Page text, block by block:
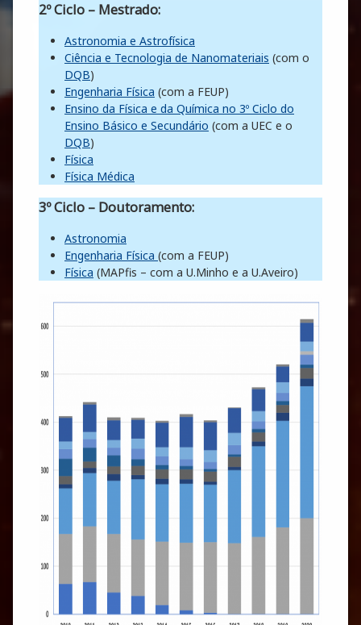
2º Ciclo – Mestrado:
Astronomia e Astrofísica
Ciência e Tecnologia de Nanomateriais (com o
DQB)
Engenharia Física (com a FEUP)
Ensino da Física e da Química no 3º Ciclo do
Ensino Básico e Secundário (com a UEC e o
DQB)
Física
Física Médica
3º Ciclo – Doutoramento:
Astronomia
Engenharia Física (com a FEUP)
Física (MAPfis – com a U.Minho e a U.Aveiro)